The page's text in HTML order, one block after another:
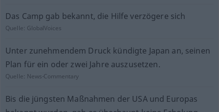
Das Camp gab bekannt, die Hilfe verzögere sich
Quelle: GlobalVoices
Unter zunehmendem Druck kündigte Japan an, seinen
Plan für ein oder zwei Jahre auszusetzen.
Quelle: News-Commentary
Bis die jüngsten Maßnahmen der USA und Europas